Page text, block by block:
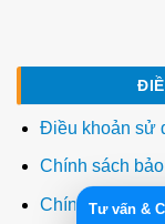
Điều khoản sử
Chính sách
Chính sách
Tư vấn &